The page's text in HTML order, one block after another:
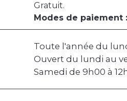
Gratuit.
Modes de paiement :
Toute l'année du
Ouvert du lundi au
Samedi de 9h00 à